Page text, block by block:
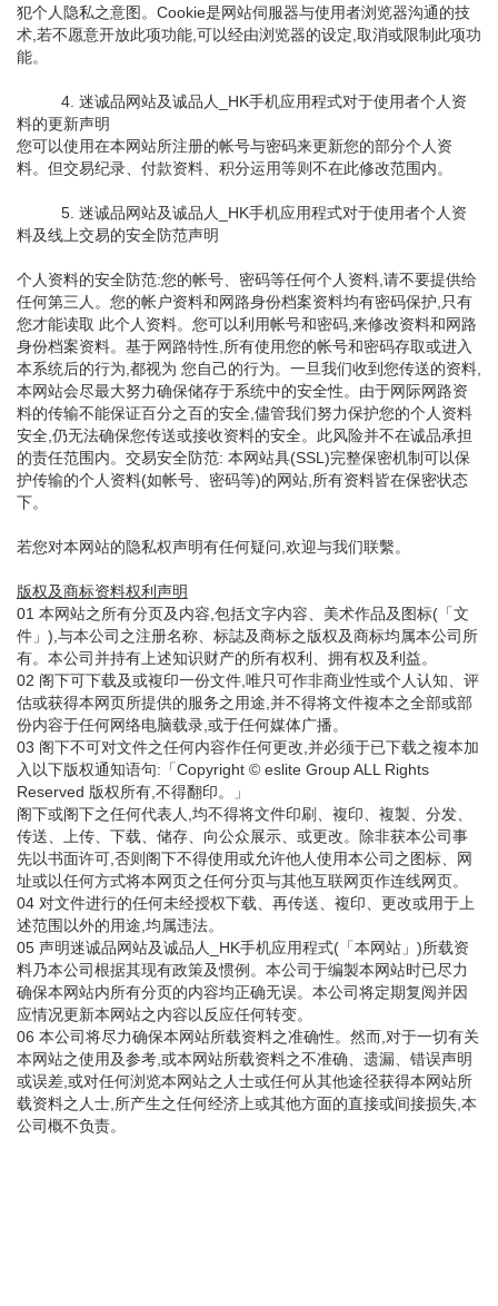
犯个人隐私之意图。Cookie是网站伺服器与使用者浏览器沟通的技
术,若不愿意开放此项功能,可以经由浏览器的设定,取消或限制此项功
能。
4. 迷诚品网站及诚品人_HK手机应用程式对于使用者个人资
料的更新声明
您可以使用在本网站所注册的帐号与密码来更新您的部分个人资
料。但交易纪录、付款资料、积分运用等则不在此修改范围内。
5. 迷诚品网站及诚品人_HK手机应用程式对于使用者个人资
料及线上交易的安全防范声明
个人资料的安全防范:您的帐号、密码等任何个人资料,请不要提供给
任何第三人。您的帐户资料和网路身份档案资料均有密码保护,只有
您才能读取 此个人资料。您可以利用帐号和密码,来修改资料和网路
身份档案资料。基于网路特性,所有使用您的帐号和密码存取或进入
本系统后的行为,都视为 您自己的行为。一旦我们收到您传送的资料,
本网站会尽最大努力确保储存于系统中的安全性。由于网际网路资
料的传输不能保证百分之百的安全,儘管我们努力保护您的个人资料
安全,仍无法确保您传送或接收资料的安全。此风险并不在诚品承担
的责任范围内。交易安全防范: 本网站具(SSL)完整保密机制可以保
护传输的个人资料(如帐号、密码等)的网站,所有资料皆在保密状态
下。
若您对本网站的隐私权声明有任何疑问,欢迎与我们联繫。
版权及商标资料权利声明
01 本网站之所有分页及内容,包括文字内容、美术作品及图标(「文
件」),与本公司之注册名称、标誌及商标之版权及商标均属本公司所
有。本公司并持有上述知识财产的所有权利、拥有权及利益。
02 阁下可下载及或複印一份文件,唯只可作非商业性或个人认知、评
估或获得本网页所提供的服务之用途,并不得将文件複本之全部或部
份内容于任何网络电脑载录,或于任何媒体广播。
03 阁下不可对文件之任何内容作任何更改,并必须于已下载之複本加
入以下版权通知语句:「Copyright © eslite Group ALL Rights
Reserved 版权所有,不得翻印。」
阁下或阁下之任何代表人,均不得将文件印刷、複印、複製、分发、
传送、上传、下载、储存、向公众展示、或更改。除非获本公司事
先以书面许可,否则阁下不得使用或允许他人使用本公司之图标、网
址或以任何方式将本网页之任何分页与其他互联网页作连线网页。
04 对文件进行的任何未经授权下载、再传送、複印、更改或用于上
述范围以外的用途,均属违法。
05 声明迷诚品网站及诚品人_HK手机应用程式(「本网站」)所载资
料乃本公司根据其现有政策及惯例。本公司于编製本网站时已尽力
确保本网站内所有分页的内容均正确无误。本公司将定期复阅并因
应情况更新本网站之内容以反应任何转变。
06 本公司将尽力确保本网站所载资料之准确性。然而,对于一切有关
本网站之使用及参考,或本网站所载资料之不准确、遗漏、错误声明
或误差,或对任何浏览本网站之人士或任何从其他途径获得本网站所
载资料之人士,所产生之任何经济上或其他方面的直接或间接损失,本
公司概不负责。